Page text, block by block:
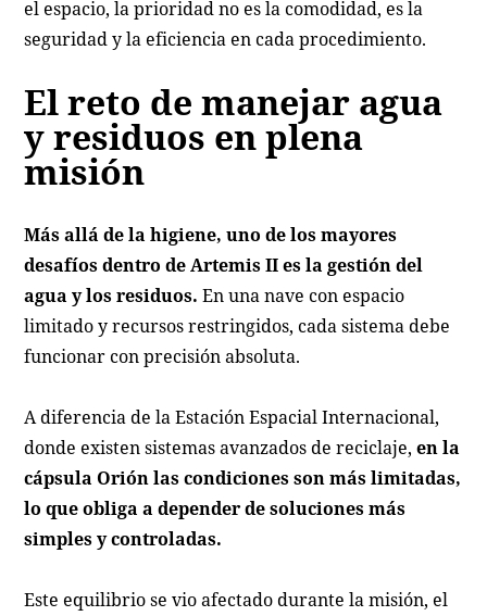
el espacio, la prioridad no es la comodidad, es la
seguridad y la eficiencia en cada procedimiento.
El reto de manejar agua
y residuos en plena
misión
Más allá de la higiene, uno de los mayores
desafíos dentro de Artemis II es la gestión del
agua y los residuos. En una nave con espacio
limitado y recursos restringidos, cada sistema debe
funcionar con precisión absoluta.
A diferencia de la Estación Espacial Internacional,
donde existen sistemas avanzados de reciclaje,en la
cápsula Orión las condiciones son más limitadas,
lo que obliga a depender de soluciones más
simples y controladas.
Este equilibrio se vio afectado durante la misión, el